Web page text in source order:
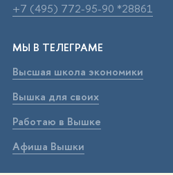
+7 (495) 772-95-90 *28861
МЫ В ТЕЛЕГРАМЕ
Высшая школа экономики
Вышка для своих
Работаю в Вышке
Афиша Вышки